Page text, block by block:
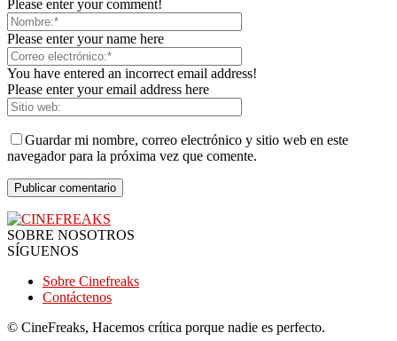
Please enter your comment!
Please enter your name here
You have entered an incorrect email address!
Please enter your email address here
Guardar mi nombre, correo electrónico y sitio web en este
navegador para la próxima vez que comente.
SOBRE NOSOTROS
SÍGUENOS
Sobre Cinefreaks
Contáctenos
© CineFreaks, Hacemos crítica porque nadie es perfecto.